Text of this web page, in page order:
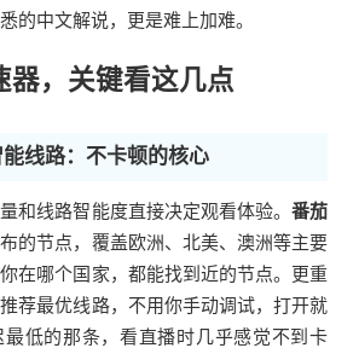
的中文解说，更是难上加难。
器，关键看这几点
线路：不卡顿的核心
和线路智能度直接决定观看体验。 番茄
的节点，覆盖欧洲、北美、澳洲等主要
在哪个国家，都能找到近的节点。更重
荐最优线路，不用你手动调试，打开就
最低的那条，看直播时几乎感觉不到卡